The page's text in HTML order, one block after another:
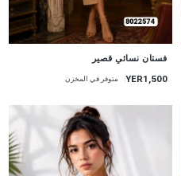
فستان نسائي قصير
YER1,500 متوفر في المخزن